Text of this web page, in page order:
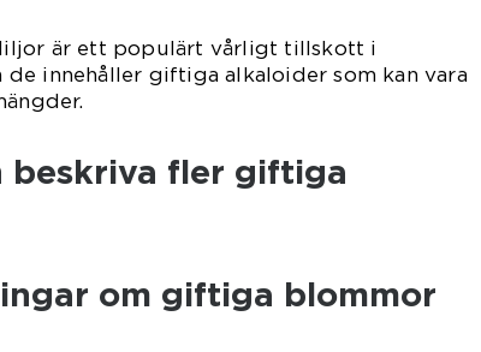
är ett populärt vårligt tillskott i
innehåller giftiga alkaloider som kan vara
fler giftiga
om giftiga blommor